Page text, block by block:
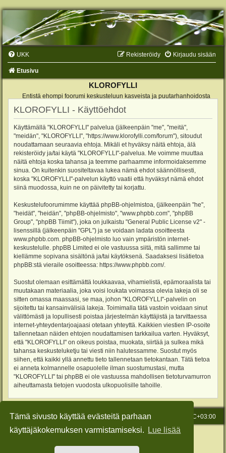
Tämä sivusto käyttää evästeitä parhaan
käyttäjäkokemuksen varmistamiseksi.
Lue lisää
UKK Kirjaudu sisään
Rekisteröidy
Etusivu
KLOROFYLLI
Entistä ehompi foorumi keskusteluun kasveista ja puutarhanhoidosta
KLOROFYLLI - Käyttöehdot
Käyttämällä "KLOROFYLLI" palvelua (jälkeenpäin "me", "meitä",
"meidän", "KLOROFYLLI", "https://www.klorofylli.com/forum"), sitoudut
noudattamaan seuraavia ehtoja. Mikäli et hyväksy näitä ehtoja, älä
rekisteröidy ja/tai käytä "KLOROFYLLI"-palvelua. Me voimme muuttaa
näitä ehtoja koska tahansa ja teemme parhaamme informoidaksemme
sinua. On kuitenkin suositeltavaa lukea nämä ehdot säännöllisesti,
koska "KLOROFYLLI"-palvelun käyttö vaatii että hyväksyt nämä ehdot
siinä muodossa, kuin ne on päivitetty tai korjattu.
Keskustelufoorumimme käyttää phpBB-ohjelmistoa, (jälkeenpäin "he",
"heidät", "heidän", "phpBB-ohjelmisto", "www.phpbb.com", "phpBB
Group", "phpBB Tiimit"), joka on julkaistu "General Public License v2" -
lisenssillä (jälkeenpäin "GPL") ja se voidaan ladata osoitteesta
www.phpbb.com . phpBB-ohjelmisto luo vain ympäristön internet-
keskustelulle. phpBB Limited ei ole vastuussa siitä, mitä sallimme tai
kiellämme sopivana sisältönä ja/tai käytöksenä. Saadaksesi lisätietoa
phpBB:stä vieraile osoitteessa: https://www.phpbb.com/.
Suostut olemaan esittämättä loukkaavaa, vihamielistä, epämoraalista tai
muutakaan materiaalia, joka voisi loukata voimassa olevia lakeja oli se
sitten omassa maassasi, se maa, johon "KLOROFYLLI"-palvelin on
sijoitettu tai kansainvälisiä lakeja. Toimimalla tätä vastoin voidaan sinut
välittömästi ja lopullisesti poistaa järjestelmän käyttäjistä ja tarvittaessa
internet-yhteydentarjoajaasi otetaan yhteyttä. Kaikkien viestien IP-osoite
tallennetaan näiden ehtojen noudattamisen tarkkailua varten. Hyväksyt,
että "KLOROFYLLI" on oikeus poistaa, muokata, siirtää ja sulkea mikä
tahansa keskusteluketju tai viesti niin halutessamme. Suostut myös
siihen, että kaikki yllä annettu tieto tallennetaan tietokantaan. Tätä tietoa
ei anneta kolmannelle osapuolelle ilman suostumustasi, mutta
"KLOROFYLLI" tai phpBB ei ole vastuussa mahdollisen tietoturvamurron
aiheuttamasta tietojen vuodosta ulkopuolisille tahoille.
Etusivu Kaikki ajat ovat UTC+03:00
Viesti Ylläpidolle
Keskustelufoorumin ohjelmistophpBB® Forum Software © phpBB Limited